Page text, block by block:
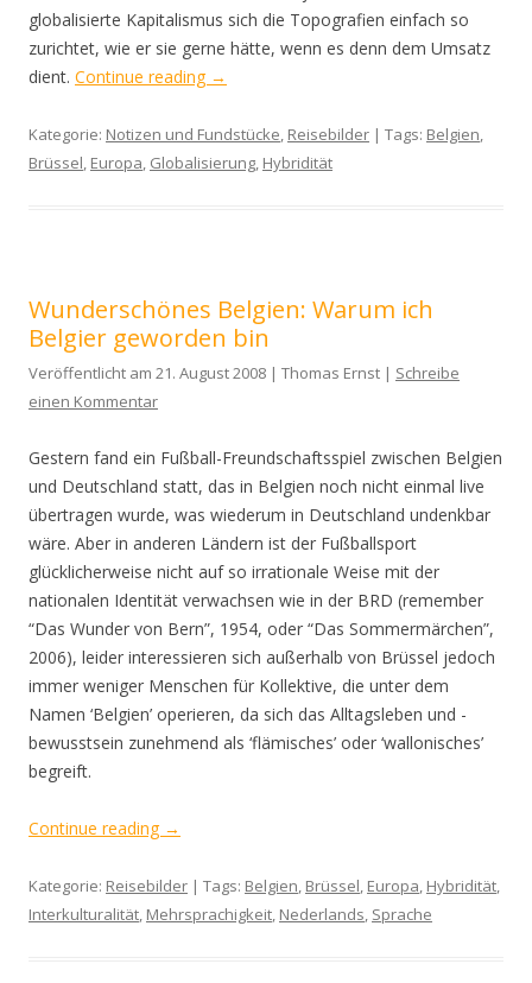
globalisierte Kapitalismus sich die Topografien einfach so
zurichtet, wie er sie gerne hätte, wenn es denn dem Umsatz
dient. Continue reading →
Kategorie: Notizen und Fundstücke, Reisebilder | Tags: Belgien,
Brüssel, Europa, Globalisierung, Hybridität
Wunderschönes Belgien: Warum ich
Belgier geworden bin
Veröffentlicht am 21. August 2008 | Thomas Ernst | Schreibe
einen Kommentar
Gestern fand ein Fußball-Freundschaftsspiel zwischen Belgien
und Deutschland statt, das in Belgien noch nicht einmal live
übertragen wurde, was wiederum in Deutschland undenkbar
wäre. Aber in anderen Ländern ist der Fußballsport
glücklicherweise nicht auf so irrationale Weise mit der
nationalen Identität verwachsen wie in der BRD (remember
“Das Wunder von Bern”, 1954, oder “Das Sommermärchen”,
2006), leider interessieren sich außerhalb von Brüssel jedoch
immer weniger Menschen für Kollektive, die unter dem
Namen ‘Belgien’ operieren, da sich das Alltagsleben und -
bewusstsein zunehmend als ‘flämisches’ oder ‘wallonisches’
begreift.
Continue reading →
Kategorie: Reisebilder | Tags: Belgien, Brüssel, Europa, Hybridität,
Interkulturalität, Mehrsprachigkeit, Nederlands, Sprache